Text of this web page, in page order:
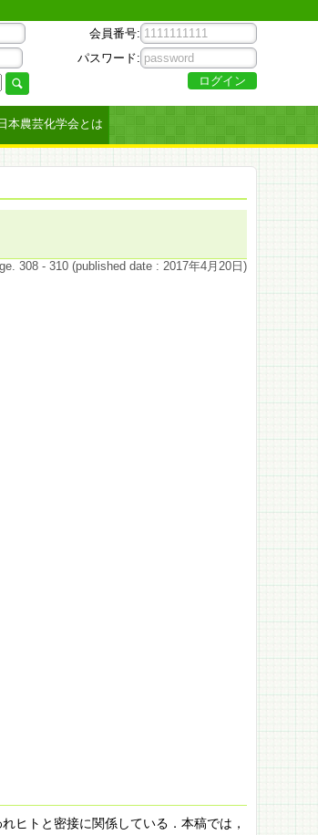
会員番号:
パスワード:
日本農芸化学会とは
308 - 310 (published date : 2017年4月20日)
ヒトと密接に関係している．本稿では，